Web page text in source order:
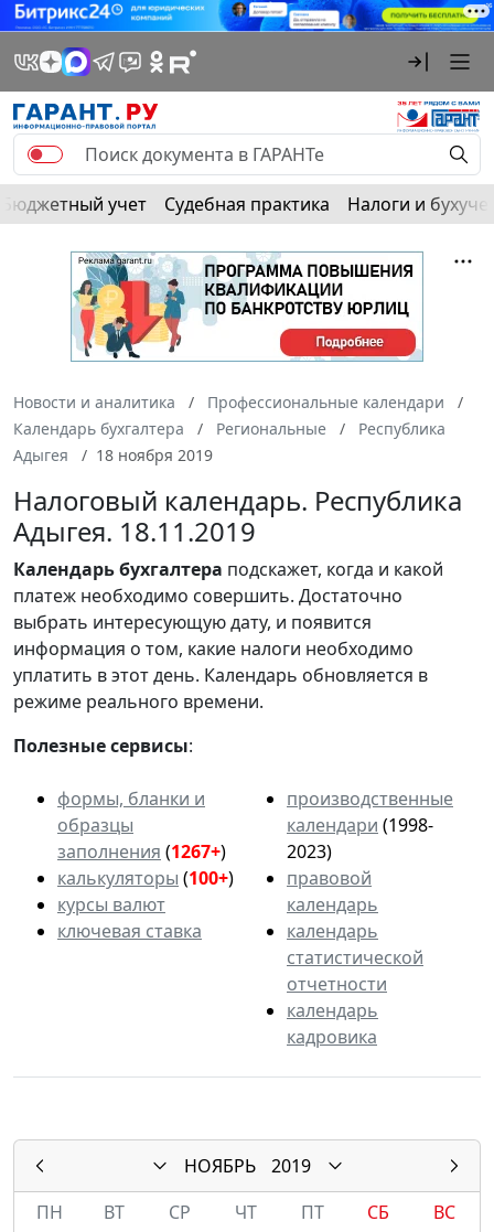
Бюджетный учет Судебная практика Налоги и
Новости и аналитика
Профессиональные календари
Календарь бухгалтера
Региональные
Республика
Адыгея
18 ноября 2019
Налоговый календарь. Республика
Адыгея. 18.11.2019
Календарьбухгалтера подскажет, когда и какой
платеж необходимо совершить. Достаточно
выбрать интересующую дату, и появится
информация о том, какие налоги необходимо
уплатить в этот день. Календарь обновляется в
режиме реального времени.
Полезные сервисы:
формы, бланки и
образцы
заполнения (1267+)
калькуляторы (100+)
курсы валют
ключевая ставка
производственные
календари (1998-
2023)
правовой
календарь
календарь
статистической
отчетности
календарь
кадровика
НОЯБРЬ
2019
ПН
ВТ СР ЧТ ПТ СБ
ВС